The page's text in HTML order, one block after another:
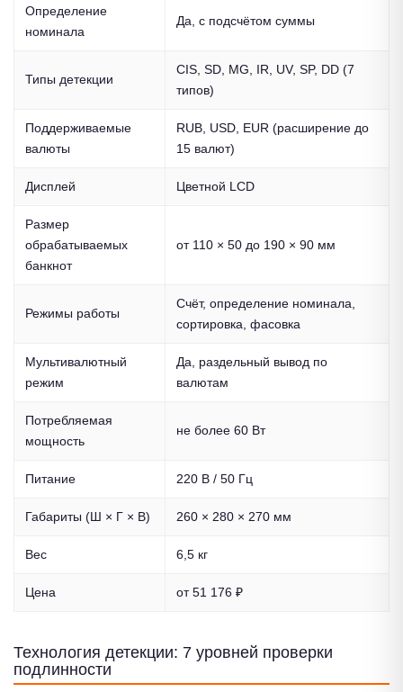
Определение
номинала
Да, с подсчётом суммы
Типы детекции
CIS, SD, MG, IR, UV, SP, DD (7
типов)
Поддерживаемые
валюты
RUB, USD, EUR (расширение до
15 валют)
Дисплей Цветной LCD
Размер
обрабатываемых
банкнот
от 110 × 50 до 190 × 90 мм
Режимы работы
Счёт, определение номинала,
сортировка, фасовка
Мультивалютный
режим
Да, раздельный вывод по
валютам
Потребляемая
мощность
не более 60 Вт
Питание 220 В / 50 Гц
Габариты (Ш × Г × В) 260 × 280 × 270 мм
Вес 6,5 кг
Цена от 51 176 ₽
Технология детекции: 7 уровней проверки
подлинности